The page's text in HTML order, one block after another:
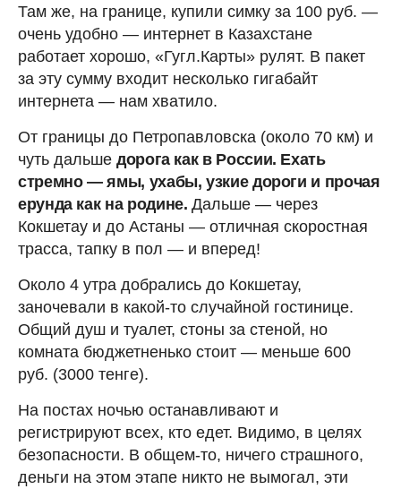
Там же, на границе, купили симку за 100 руб. —
очень удобно — интернет в Казахстане
работает хорошо, «Гугл.Карты» рулят. В пакет
за эту сумму входит несколько гигабайт
интернета — нам хватило.
От границы до Петропавловска (около 70 км) и
чуть дальше дорога как в России. Ехать
стремно — ямы, ухабы, узкие дороги и прочая
ерунда как на родине. Дальше — через
Кокшетау и до Астаны — отличная скоростная
трасса, тапку в пол — и вперед!
Около 4 утра добрались до Кокшетау,
заночевали в какой-то случайной гостинице.
Общий душ и туалет, стоны за стеной, но
комната бюджетненько стоит — меньше 600
руб. (3000 тенге).
На постах ночью останавливают и
регистрируют всех, кто едет. Видимо, в целях
безопасности. В общем-то, ничего страшного,
деньги на этом этапе никто не вымогал, эти